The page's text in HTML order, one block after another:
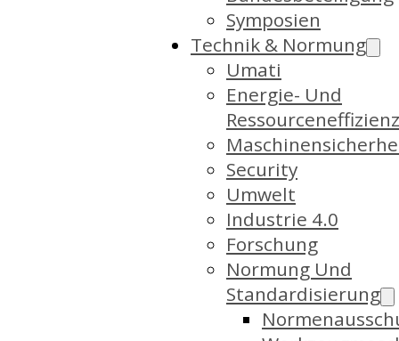
Symposien
Technik & Normung
Umati
Energie- Und
Ressourceneffizienz
Security
Umwelt
Industrie 4.0
Forschung
Normung Und
Standardisierung